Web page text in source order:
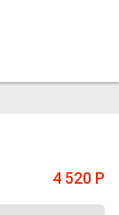
4 520 Р